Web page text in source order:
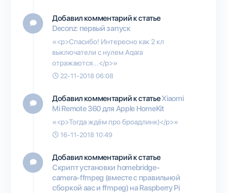
Добавил комментарий к статье
Deconz: первый запуск
«<p>Спасибо! Интересно как 2 кл
выключатели с нулем Aqara
отражаются...</p>»
22-11-2018 06:08
Добавил комментарий к статьеXiaomi
Mi Remote 360 для Apple HomeKit
«<p>Тогда ждём про броадлинк)</p>»
16-11-2018 10:49
Добавил комментарий к статье
Скрипт установки homebridge-
camera-ffmpeg (вместе с правильной
сборкой aac и ffmpeg) на Raspberry Pi